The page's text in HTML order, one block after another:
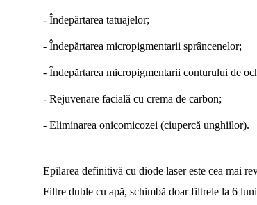
- Îndepărtarea tatuajelor;
- Îndepărtarea micropigmentarii sprâncenelor;
- Îndepărtarea micropigmentarii conturului de
- Rejuvenare facială cu crema de carbon;
- Eliminarea onicomicozei (ciupercă unghiilor).
Epilarea definitivă cu diode laser este cea mai
Filtre duble cu apă, schimbă doar filtrele la 6